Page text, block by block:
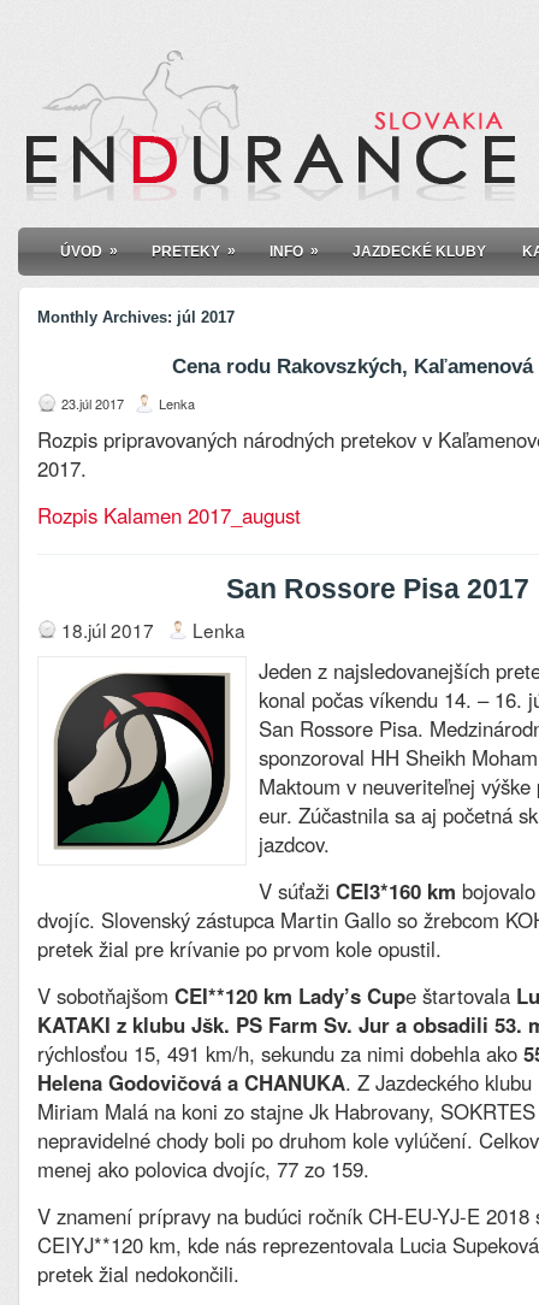
ÚVOD » PRETEKY » INFO » JAZDECKÉ KLUBY
Monthly Archives: júl 2017
Cena rodu Rakovszkých, Kaľamenová
23.júl 2017 Lenka
Rozpis pripravovaných národných pretekov v
2017.
Rozpis Kalamen 2017_august
San Rossore Pisa 2017
18.júl 2017 Lenka
Jeden z najsledovanejších
konal počas víkendu 14. – 16.
San Rossore Pisa.
sponzoroval HH Sheikh
Maktoum v neuveriteľnej
eur. Zúčastnila sa aj početná
jazdcov.
V súťaži CEI3*160 km
dvojíc. Slovenský zástupca Martin Gallo so žrebcom
pretek žial pre krívanie po prvom kole opustil.
V sobotňajšom CEI**120 km Lady’s Cupe štartovala
KATAKI z klubu Jšk. PS Farm Sv. Jur a obsadili 53.
rýchlosťou 15, 491 km/h, sekundu za nimi dobehla ako
Helena Godovičová a CHANUKA. Z Jazdeckého
Miriam Malá na koni zo stajne Jk Habrovany,
nepravidelné chody boli po druhom kole vylúčení.
menej ako polovica dvojíc, 77 zo 159.
V znamení prípravy na budúci ročník CH-EU-YJ-E 2018
CEIYJ**120 km, kde nás reprezentovala Lucia
pretek žial nedokončili.